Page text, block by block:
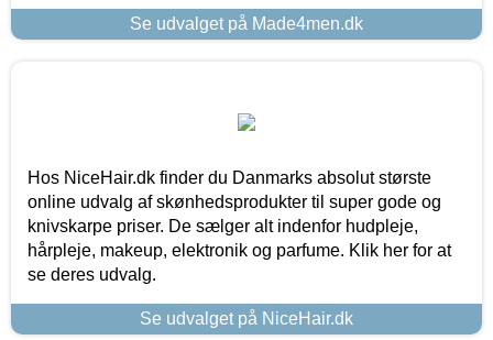
Se udvalget på Made4men.dk
Hos NiceHair.dk finder du Danmarks absolut største
online udvalg af skønhedsprodukter til super gode og
knivskarpe priser. De sælger alt indenfor hudpleje,
hårpleje, makeup, elektronik og parfume. Klik her for at
se deres udvalg.
Se udvalget på NiceHair.dk